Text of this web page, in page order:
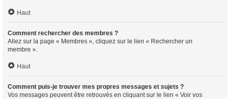
Haut
Comment rechercher des membres ?
Allez sur la page « Membres », cliquez sur le lien « Rechercher un
membre ».
Haut
Comment puis-je trouver mes propres messages et sujets ?
Vos messages peuvent être retrouvés en cliquant sur le lien « Voir vos